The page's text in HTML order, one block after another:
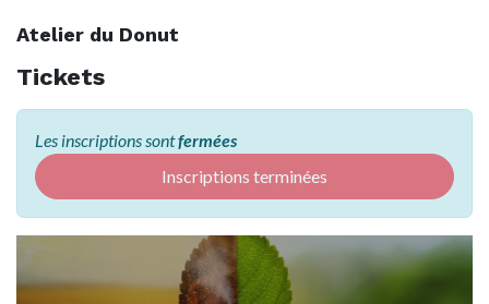
Atelier du Donut
Tickets
Les inscriptions sontfermées
Inscriptions terminées